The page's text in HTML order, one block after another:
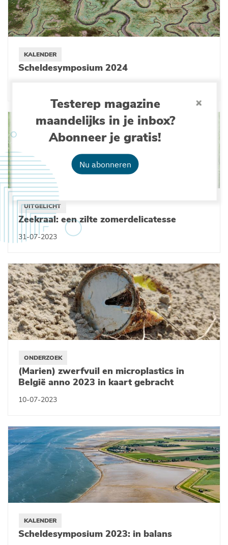
Testerep magazine
maandelijks in je inbox?
Abonneer je gratis!
Nu abonneren
KALENDER
Scheldesymposium 2024
UITGELICHT
Zeekraal: een zilte zomerdelicatesse
31-07-2023
ONDERZOEK
(Marien) zwerfvuil en microplastics in
België anno 2023 in kaart gebracht
10-07-2023
KALENDER
Scheldesymposium 2023: in balans